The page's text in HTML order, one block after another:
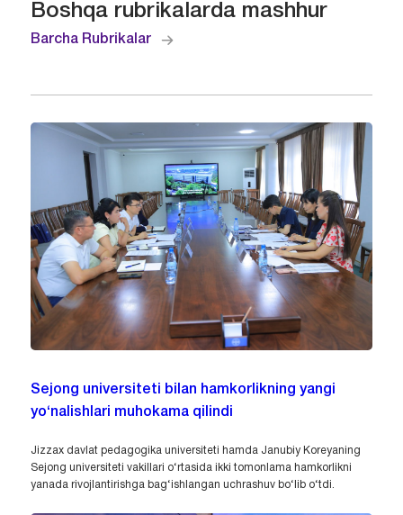
Boshqa rubrikalarda mashhur
Barcha Rubrikalar
Sejong universiteti bilan hamkorlikning yangi
yo‘nalishlari muhokama qilindi
Jizzax davlat pedagogika universiteti hamda Janubiy Koreyaning
Sejong universiteti vakillari o‘rtasida ikki tomonlama hamkorlikni
yanada rivojlantirishga bag‘ishlangan uchrashuv bo‘lib o‘tdi.